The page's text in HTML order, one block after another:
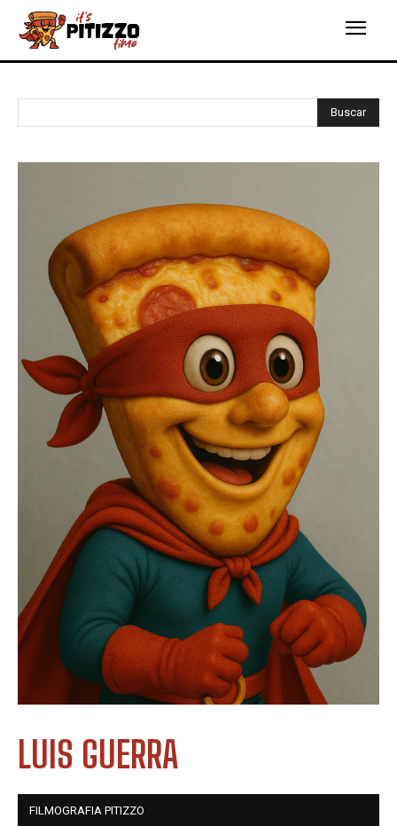
Buscar
LUIS GUERRA
FILMOGRAFIA PITIZZO